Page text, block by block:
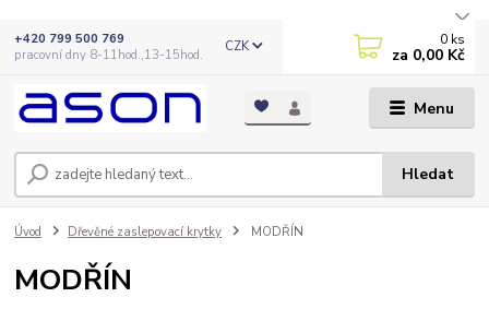
Menu
CZK
Hledat
+420 799 500 769
pracovní dny 8-11hod.,13-15hod.
0 ks
za 0,00 Kč
Úvod Dřevěné zaslepovací krytky MODŘÍN
MODŘÍN